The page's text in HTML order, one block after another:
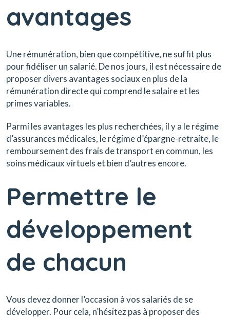
avantages
Une rémunération, bien que compétitive, ne suffit plus
pour fidéliser un salarié. De nos jours, il est nécessaire de
proposer divers avantages sociaux en plus de la
rémunération directe qui comprend le salaire et les
primes variables.
Parmi les avantages les plus recherchées, il y a le régime
d’assurances médicales, le régime d’épargne-retraite, le
remboursement des frais de transport en commun, les
soins médicaux virtuels et bien d’autres encore.
Permettre le
développement
de chacun
Vous devez donner l’occasion à vos salariés de se
développer. Pour cela, n’hésitez pas à proposer des